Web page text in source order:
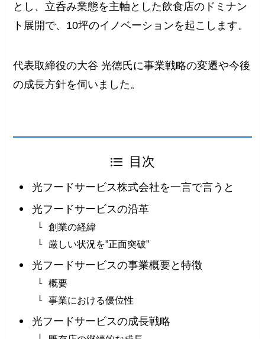
とし、立呑み業態を主軸とした飲食店のドミナン
ト展開で、10坪のイノベーションを起こします。
代表取締役の大谷 光徳氏に事業戦略の変遷や今後
の成長方針を伺いました。
目次
光フードサービス株式会社を一言で言うと
光フードサービスの沿革
創業の経緯
厳しい状況を”正面突破”
光フードサービスの事業概要と特徴
概要
事業における優位性
光フードサービスの成長戦略